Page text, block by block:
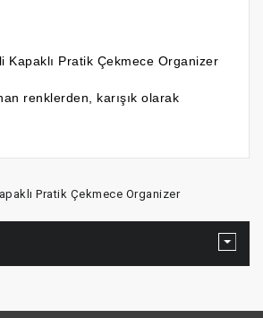
Kapaklı Pratik Çekmece Organizer
renklerden, karışık olarak
Pratik Çekmece Organizer